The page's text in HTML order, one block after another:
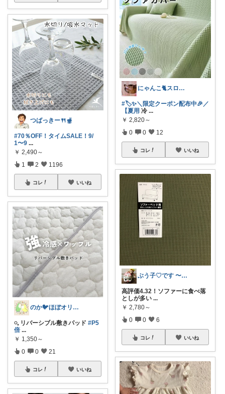
つばっきー🍴🫕
#70％OFF！タイムSALE！9/
1〜9 ...
￥ 2,490～
1 2 1196
コレ いいね
のか🐦ほぼオリ写‎🤍5日🙏✨
𓏸𓈒‪ リバーシブル敷きパッド #P5
倍 ...
￥ 1,350～
0 0 21
コレ いいね
にゃんこ🐈スローです🐢💦
#🏷️✨＼限定クーポン配布中🎉／
【夏用 冷 ...
￥ 2,820～
0 0 12
コレ いいね
ぶう子♡です 〜感謝です〜
高評価4.32！ソファーに食べ落
としが多い ...
￥ 2,780～
0 0 6
コレ いいね